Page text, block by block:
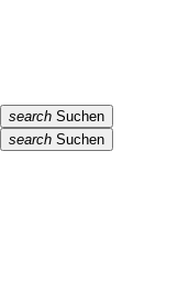
search Suchen
search Suchen